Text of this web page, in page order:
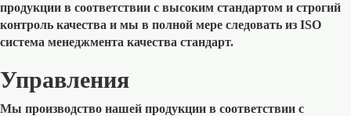
продукции в соответствии с высоким стандартом и строгий
контроль качества и мы в полной мере следовать из ISO
система менеджмента качества стандарт.
Управления
Мы производство нашей продукции в соответствии с